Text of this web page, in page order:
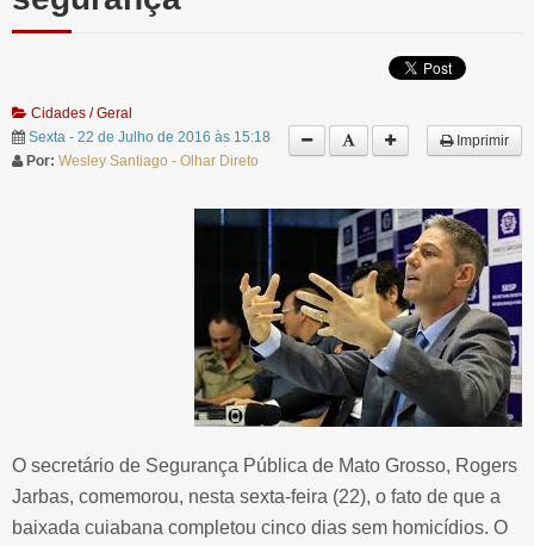
Cidades / Geral
Sexta - 22 de Julho de 2016 às 15:18
Por: Wesley Santiago - Olhar Direto
Imprimir
O secretário de Segurança Pública de Mato Grosso, Rogers
Jarbas, comemorou, nesta sexta-feira (22), o fato de que a
baixada cuiabana completou cinco dias sem homicídios. O